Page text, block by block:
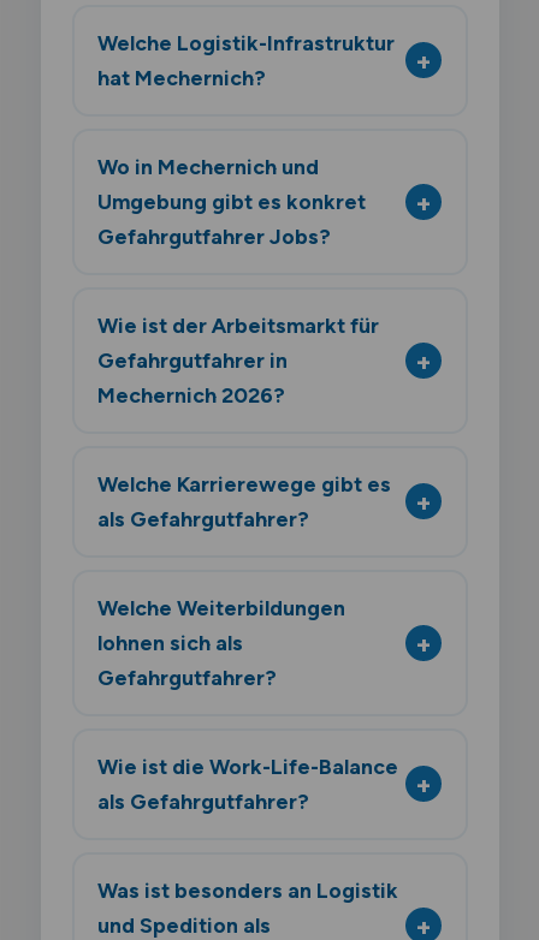
Welche Logistik-Infrastruktur
hat Mechernich?
Wo in Mechernich und
Umgebung gibt es konkret
Gefahrgutfahrer Jobs?
Wie ist der Arbeitsmarkt für
Gefahrgutfahrer in
Mechernich 2026?
Welche Karrierewege gibt es
als Gefahrgutfahrer?
Welche Weiterbildungen
lohnen sich als
Gefahrgutfahrer?
Wie ist die Work-Life-Balance
als Gefahrgutfahrer?
Was ist besonders an Logistik
und Spedition als